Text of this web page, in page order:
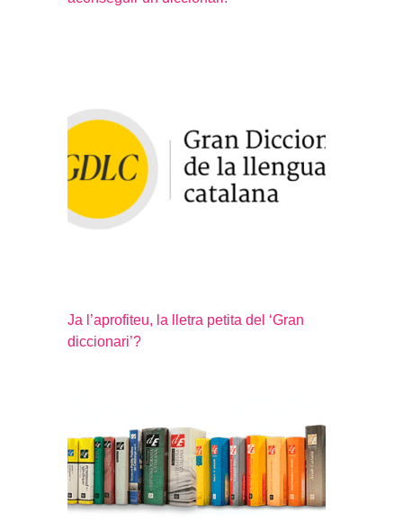
Ja l’aprofiteu, la lletra petita del ‘Gran
diccionari’?